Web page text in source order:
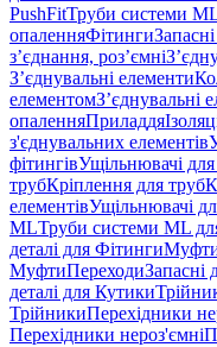
PushFitТруби системи
опаленняФітинги
з’єднання, роз’ємні
З’єднувальні елементи
елементомЗ’єднувальні
опаленняПриладдя
з'єднувальних елементів
фітингівУщільнювачі
трубКріплення для труб
елементівУщільнювачі
MLТруби системи ML
деталі для Фітинги
МуфтиПереходиЗапасні
деталі для Кутики
ТрійникиПерехідники
Перехідники нероз'ємні